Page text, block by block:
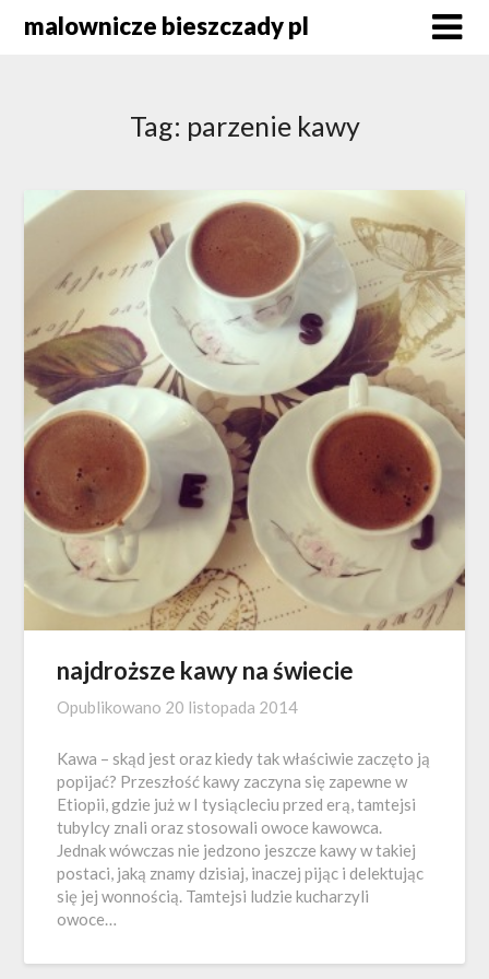
malownicze bieszczady pl
Tag: parzenie kawy
najdroższe kawy na świecie
Opublikowano 20 listopada 2014
Kawa – skąd jest oraz kiedy tak właściwie zaczęto ją
popijać? Przeszłość kawy zaczyna się zapewne w
Etiopii, gdzie już w I tysiącleciu przed erą, tamtejsi
tubylcy znali oraz stosowali owoce kawowca.
Jednak wówczas nie jedzono jeszcze kawy w takiej
postaci, jaką znamy dzisiaj, inaczej pijąc i delektując
się jej wonnością. Tamtejsi ludzie kucharzyli
owoce…